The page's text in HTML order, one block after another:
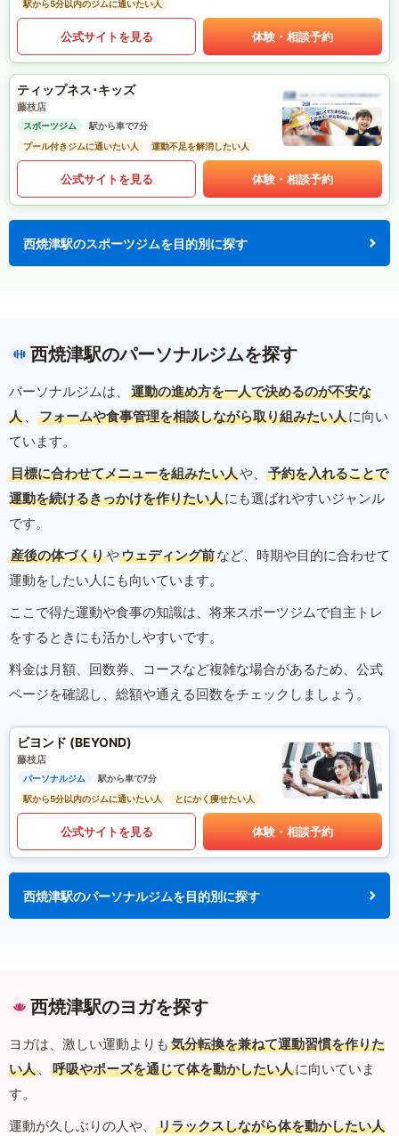
駅から5分以内のジムに通いたい人
公式サイトを見る 体験・相談予約
ティップネス･キッズ
藤枝店
スポーツジム
駅から車で7分
プール付きジムに通いたい人
運動不足を解消したい人
公式サイトを見る 体験・相談予約
西焼津駅のスポーツジムを目的別に探す
西焼津駅のパーソナルジムを探す
パーソナルジムは、
運動の進め方を一人で決めるのが不安な
人 、 フォームや食事管理を相談しながら取り組みたい人に向い
ています。
目標に合わせてメニューを組みたい人や、
予約を入れることで
運動を続けるきっかけを作りたい人にも選ばれやすいジャンル
です。
産後の体づくりやウェディング前など、時期や目的に合わせて
運動をしたい人にも向いています。
ここで得た運動や食事の知識は、将来スポーツジムで自主トレ
をするときにも活かしやすいです。
料金は月額、回数券、コースなど複雑な場合があるため、公式
ページを確認し、総額や通える回数をチェックしましょう。
ビヨンド (BEYOND)
藤枝店
パーソナルジム
駅から車で7分
駅から5分以内のジムに通いたい人
とにかく痩せたい人
公式サイトを見る 体験・相談予約
西焼津駅のパーソナルジムを目的別に探す
西焼津駅のヨガを探す
ヨガは、激しい運動よりも 気分転換を兼ねて運動習慣を作りた
い人 、 呼吸やポーズを通じて体を動かしたい人に向いていま
す。
運動が久しぶりの人や、
リラックスしながら体を動かしたい人